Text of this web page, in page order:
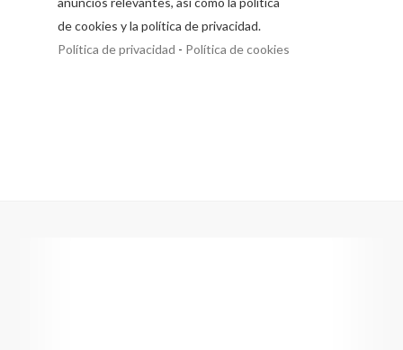
de cookies y la política de privacidad.
Política de privacidad - Política de cookies